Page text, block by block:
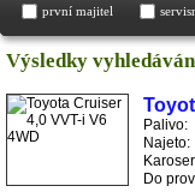
první majitel
Výsledky
Palivo:
Najeto:
Do